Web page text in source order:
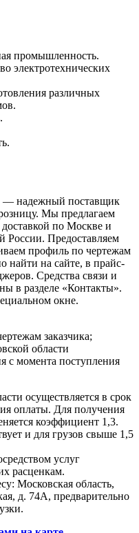
промышленность.
электротехнических
различных
надежный поставщик
Мы предлагаем
доставкой по Москве и
России. Предоставляем
профиль по чертежам
найти на сайте, в прайс-
Средства связи и
в разделе «Контакты».
окне.
заказчика;
области
с момента поступления
осуществляется в срок
оплаты. Для получения
коэффициент 1,3.
и для грузов свыше 1,5
услуг
расценкам.
Московская область,
д. 74А, предварительно